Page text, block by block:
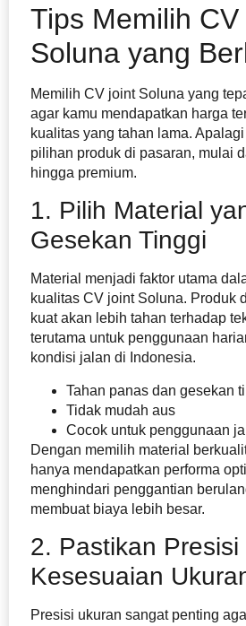
Tips Memilih
Soluna yang
Memilih CV joint Soluna yang
agar kamu mendapatkan harga
kualitas yang tahan lama.
pilihan produk di pasaran, mulai
hingga premium.
1. Pilih Material
Gesekan Tinggi
Material menjadi faktor utama
kualitas CV joint Soluna. Produk
kuat akan lebih tahan terhadap
terutama untuk penggunaan
kondisi jalan di Indonesia.
Tahan panas dan gesekan
Tidak mudah aus
Cocok untuk penggunaan
Dengan memilih material
hanya mendapatkan performa
menghindari penggantian
membuat biaya lebih besar.
2. Pastikan Presisi
Kesesuaian
Presisi ukuran sangat penting